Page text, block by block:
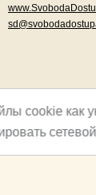
cookie как